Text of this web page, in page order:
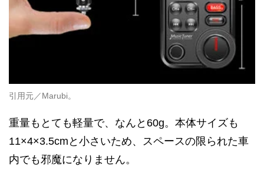
引用元／Marubi。
重量もとても軽量で、なんと60g。本体サイズも
11×4×3.5cmと小さいため、スペースの限られた車
内でも邪魔になりません。